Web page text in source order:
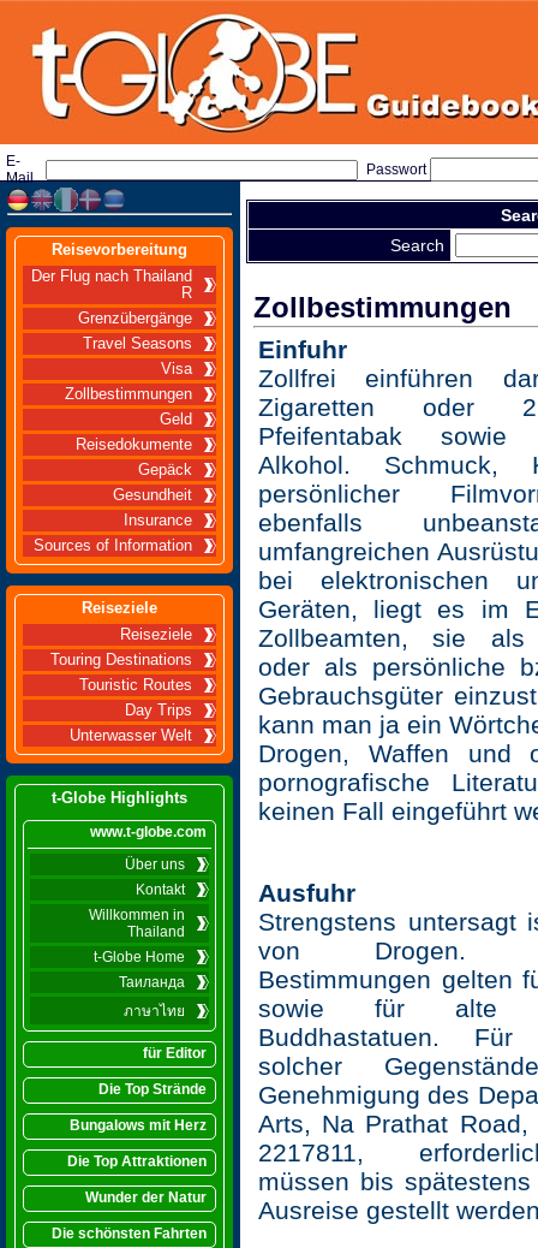
E-
Mail
Passwort
Reisevorbereitung
Der Flug nach Thailand
R
Grenzübergänge
Travel Seasons
Visa
Zollbestimmungen
Geld
Reisedokumente
Gepäck
Gesundheit
Insurance
Sources of Information
Reiseziele
Reiseziele
Touring Destinations
Touristic Routes
Day Trips
Unterwasser Welt
t-Globe Highlights
www.t-globe.com
Über uns
Kontakt
Willkommen in
Thailand
t-Globe Home
Таиланда
ภาษาไทย
für Editor
Die Top Strände
Bungalows mit Herz
Die Top Attraktionen
Wunder der Natur
Die schönsten Fahrten
Search
Zollbestimmungen
Einfuhr
Zollfrei einführen
Zigaretten oder
Pfeifentabak
Alkohol. Schmuck,
persönlicher
ebenfalls
umfangreichen
bei elektronischen
Geräten, liegt es im
Zollbeamten, sie als
oder als persönliche
Gebrauchsgüter
kann man ja ein
Drogen, Waffen und
pornografische
keinen Fall eingeführt
Ausfuhr
Strengstens untersagt
von Drogen.
Bestimmungen gelten
sowie für alte
Buddhastatuen.
solcher
Genehmigung des
Arts, Na Prathat Road,
2217811,
müssen bis
Ausreise gestellt